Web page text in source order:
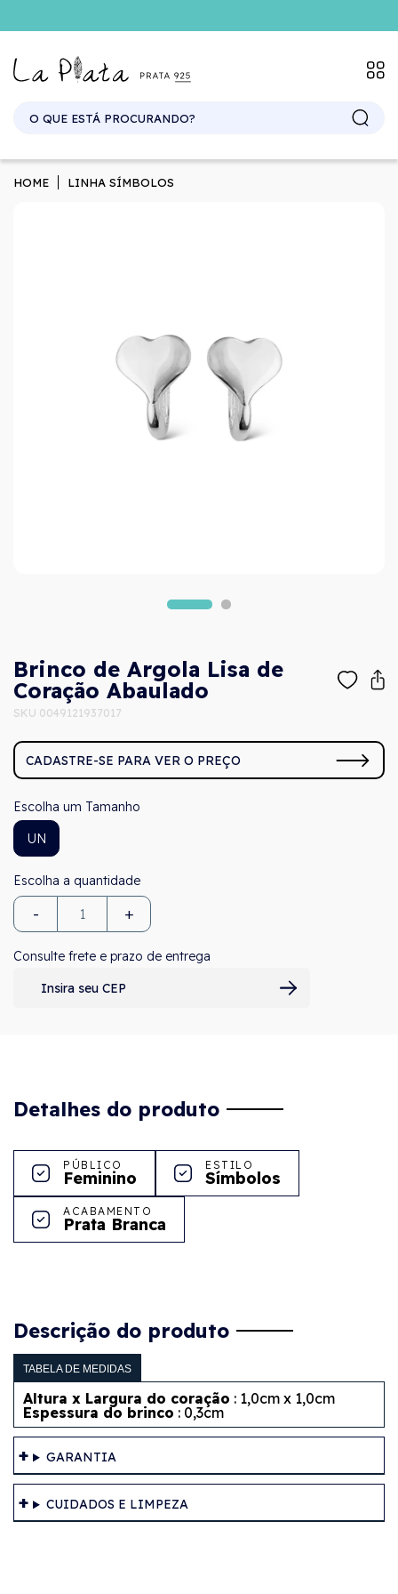
HOME LINHA SÍMBOLOS
Brinco de Argola Lisa de
Coração Abaulado
SKU 0049121937017
CADASTRE-SE PARA VER O PREÇO
Tamanho
UN
- +
Consulte frete e prazo de entrega
Detalhes do produto
PÚBLICO
Feminino
ESTILO
Símbolos
ACABAMENTO
Prata Branca
Descrição do produto
TABELA DE MEDIDAS
Altura x Largura do coração : 1,0cm x 1,0cm
Espessura do brinco : 0,3cm
GARANTIA
CUIDADOS E LIMPEZA